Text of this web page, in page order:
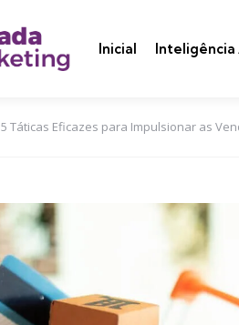
Inicial
5 Táticas Eficazes para Impulsionar as